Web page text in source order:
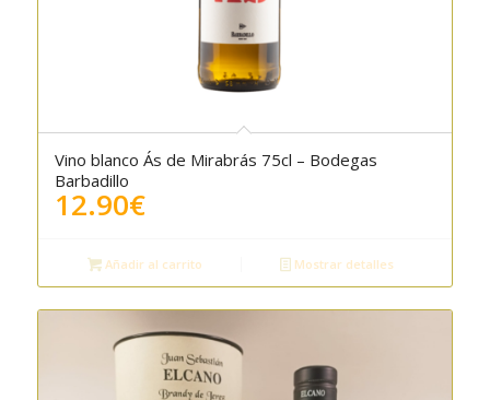
Vino blanco Ás de Mirabrás 75cl – Bodegas
Barbadillo
12.90€
Añadir al carrito Mostrar detalles